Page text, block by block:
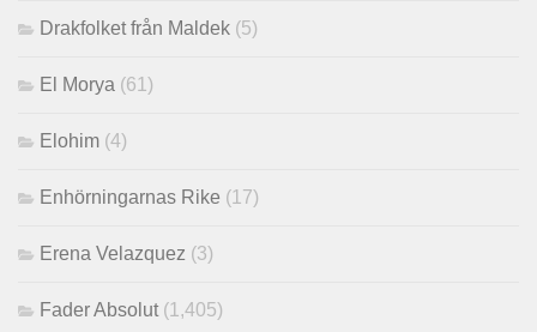
Drakfolket från Maldek (5)
El Morya (61)
Elohim (4)
Enhörningarnas Rike (17)
Erena Velazquez (3)
Fader Absolut (1,405)